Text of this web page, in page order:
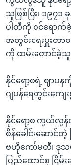
သူဖြစ်ပြီး၊ ၁၉
ပါတီကို ဝင်ရောက်
အတွင်းရေးမှူးတာဝ
ကို ထမ်းတောင်ခဲ့သူ
နိုင်ရော့စရဲ့ ဈာပ
ဂျပန်ရေတွင်းကျေ
နိုင်ရော့စ ကွယ်လွန်
စိန်ခေါင်းဆောင်တဲ့
ဗဟိုကော်မတီ၊ ဒုသမ္
ပြည်ထောင်စု ငြိမ်